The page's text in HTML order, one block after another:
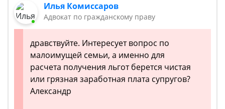
Илья Комиссаров
Адвокат по гражданскому праву
дравствуйте. Интересует вопрос по
малоимущей семьи, а именно для
расчета получения льгот берется чистая
или грязная заработная плата супругов?
Александр